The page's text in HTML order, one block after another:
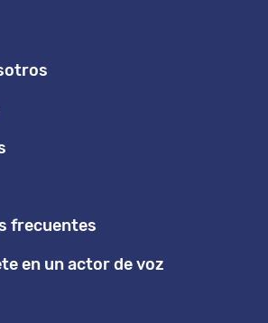
frecuentes
en un actor de voz